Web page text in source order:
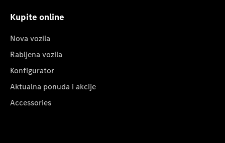
Kupite online
Nova vozila
Rabljena vozila
Konfigurator
Aktualna ponuda i akcije
Accessories